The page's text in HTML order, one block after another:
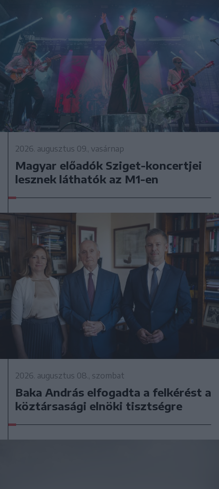
2026. augusztus 09., vasárnap
Magyar előadók Sziget-koncertjei
lesznek láthatók az M1-en
2026. augusztus 08., szombat
Baka András elfogadta a felkérést a
köztársasági elnöki tisztségre